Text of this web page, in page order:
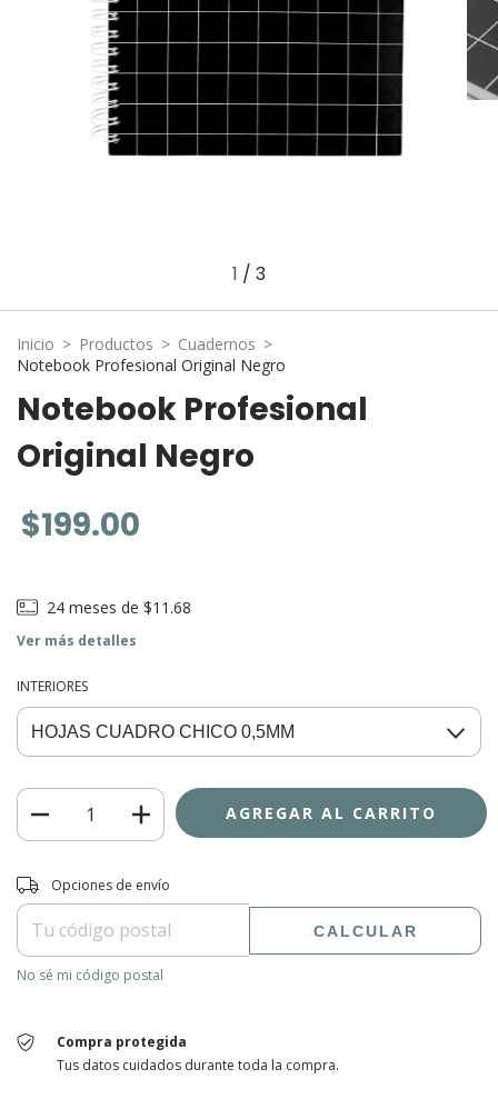
1 / 3
Inicio > Productos > Cuadernos >
Notebook Profesional Original Negro
Notebook Profesional
Original Negro
$199.00
24 meses de $11.68
Ver más detalles
INTERIORES
Entregas para el CP:
Opciones de envío
CALCULAR
No sé mi código postal
Compra protegida
Tus datos cuidados durante toda la compra.